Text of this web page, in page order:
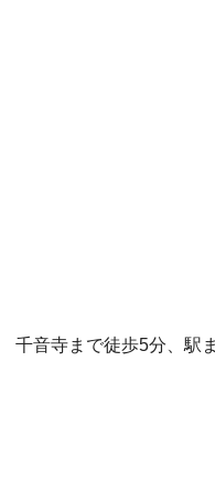
千音寺まで徒歩5分、駅